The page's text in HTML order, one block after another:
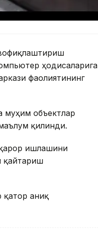
ҳодисаларига
фаолиятининг
муҳим объектлар
қилинди.
ишлашини
қайтариш
аниқ